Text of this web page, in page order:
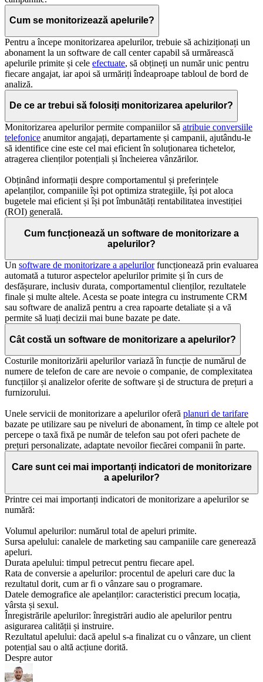
Cum se monitorizează apelurile?
Pentru a începe monitorizarea apelurilor, trebuie să achiziționați un
abonament la un software de call center capabil să urmărească
apelurile primite și cele efectuate, să obțineți un număr unic pentru
fiecare angajat, iar apoi să urmăriți îndeaproape tabloul de bord de
analiză.
De ce ar trebui să folosiți monitorizarea apelurilor?
Monitorizarea apelurilor permite companiilor să atribuie conversiile
telefonice anumitor angajați, departamente și campanii, ajutându-le
să identifice cine este cel mai eficient în soluționarea tichetelor,
atragerea clienților potențiali și încheierea vânzărilor.
Obținând informații despre comportamentul și preferințele
apelanților, companiile își pot optimiza strategiile, își pot aloca
bugetele mai eficient și își pot îmbunătăți rentabilitatea investiției
(ROI) generală.
Cum funcționează un software de monitorizare a
apelurilor?
Un software de monitorizare a apelurilorfuncționează prin evaluarea
automată a tuturor aspectelor apelurilor primite și în curs de
desfășurare, inclusiv durata, comportamentul clienților, rezultatele
finale și multe altele. Acesta se poate integra cu instrumente CRM
sau software de analiză pentru a crea rapoarte detaliate și a vă
permite să luați decizii mai bune bazate pe date.
Cât costă un software de monitorizare a apelurilor?
Costurile monitorizării apelurilor variază în funcție de numărul de
numere de telefon de care are nevoie o companie, de complexitatea
funcțiilor și analizelor oferite de software și de structura de prețuri a
furnizorului.
Unele servicii de monitorizare a apelurilor oferă planuri de tarifare
bazate pe utilizare sau pe niveluri de abonament, în timp ce altele pot
percepe o taxă fixă pe număr de telefon sau pot oferi pachete de
prețuri personalizate, adaptate nevoilor fiecărei companii în parte.
Care sunt cei mai importanți indicatori de monitorizare
a apelurilor?
Printre cei mai importanți indicatori de monitorizare a apelurilor se
numără:
Volumul apelurilor: numărul total de apeluri primite.
Sursa apelului: canalele de marketing sau campaniile care generează
apeluri.
Durata apelului: timpul petrecut pentru fiecare apel.
Rata de conversie a apelurilor: procentul de apeluri care duc la
rezultatul dorit, cum ar fi o vânzare sau o programare.
Datele demografice ale apelanților: caracteristici precum locația,
vârsta și sexul.
Înregistrările apelurilor: înregistrări audio ale apelurilor pentru
asigurarea calității și instruire.
Rezultatul apelului: dacă apelul s-a finalizat cu o vânzare, un client
potențial sau o altă acțiune dorită.
Despre autor